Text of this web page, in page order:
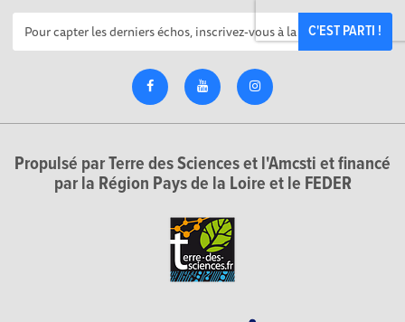
C'EST PARTI !
Propulsé par Terre des Sciences et l'Amcsti et financé
par la Région Pays de la Loire et le FEDER